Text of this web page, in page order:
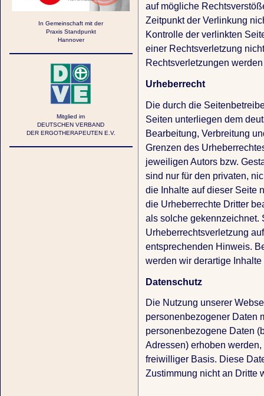
In Gemeinschaft mit der
Praxis Standpunkt
Hannover
Mitglied im
DEUTSCHEN VERBAND
DER ERGOTHERAPEUTEN E.V.
auf mögliche
Zeitpunkt der Verlinkung
Kontrolle der verlinkten
einer Rechtsverletzung
Rechtsverletzungen
Urheberrecht
Die durch die
Seiten unterliegen dem
Bearbeitung, Verbreitung
Grenzen des
jeweiligen Autors bzw.
sind nur für den privaten,
die Inhalte auf dieser Seite
die Urheberrechte Dritter
als solche gekennzeichnet.
Urheberrechtsverletzung
entsprechenden Hinweis.
werden wir derartige
Datenschutz
Die Nutzung unserer
personenbezogener Daten
personenbezogene Daten
Adressen) erhoben
freiwilliger Basis. Diese
Zustimmung nicht an Dritte